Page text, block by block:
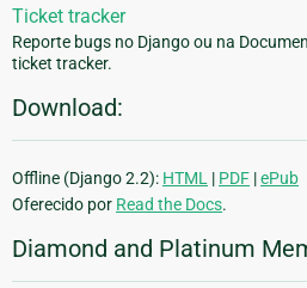
Ticket tracker
Reporte bugs no Django ou na
ticket tracker.
Download:
Offline (Django 2.2): HTML | PDF |ePub
Oferecido por Read the Docs.
Diamond and Platinum